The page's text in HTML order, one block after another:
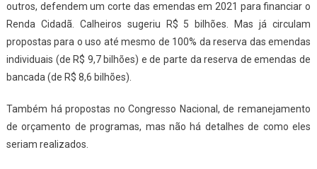
outros, defendem um corte das emendas em 2021 para financiar o
Renda Cidadã. Calheiros sugeriu R$ 5 bilhões. Mas já circulam
propostas para o uso até mesmo de 100% da reserva das emendas
individuais (de R$ 9,7 bilhões) e de parte da reserva de emendas de
bancada (de R$ 8,6 bilhões).
Também há propostas no Congresso Nacional, de remanejamento
de orçamento de programas, mas não há detalhes de como eles
seriam realizados.